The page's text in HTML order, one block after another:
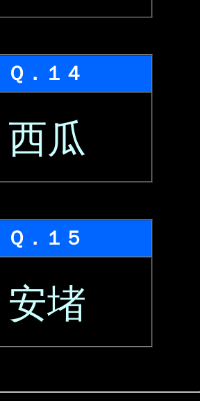
Ｑ．１４
西瓜
Ｑ．１５
安堵